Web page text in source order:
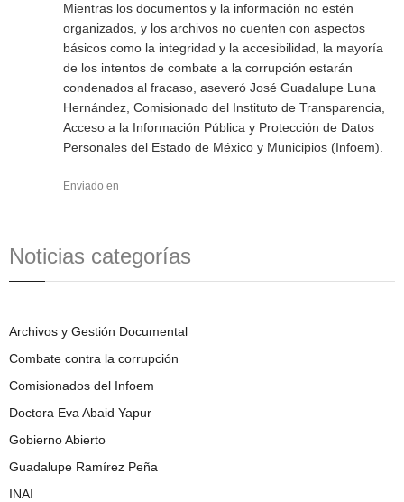
Mientras los documentos y la información no estén
organizados, y los archivos no cuenten con aspectos
básicos como la integridad y la accesibilidad, la mayoría
de los intentos de combate a la corrupción estarán
condenados al fracaso, aseveró José Guadalupe Luna
Hernández, Comisionado del Instituto de Transparencia,
Acceso a la Información Pública y Protección de Datos
Personales del Estado de México y Municipios (Infoem).
Enviado en
Noticias categorías
Archivos y Gestión Documental
Combate contra la corrupción
Comisionados del Infoem
Doctora Eva Abaid Yapur
Gobierno Abierto
Guadalupe Ramírez Peña
INAI